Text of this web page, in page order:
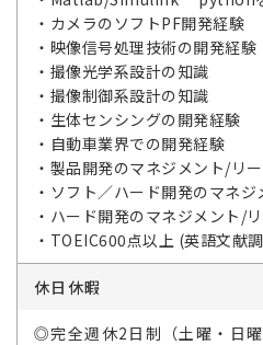
・カメラのソフトPF開発経験
・映像信号処理技術の開発経験
・撮像光学系設計の知識
・撮像制御系設計の知識
・生体センシングの開発経験
・自動車業界での開発経験
・製品開発のマネジメント/リ
・ソフト／ハード開発のマネ
・ハード開発のマネジメント/
・TOEIC600点以上 (英語文献
休日休暇
◎完全週休2日制（土曜・日